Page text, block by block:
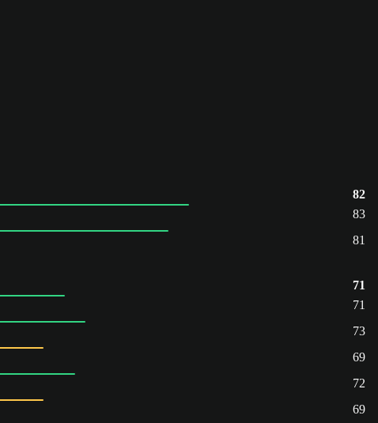
82
83
81
71
71
73
69
72
69